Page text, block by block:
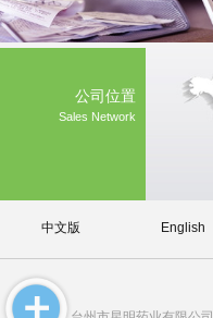
公司位置
Sales Network
中文版 English